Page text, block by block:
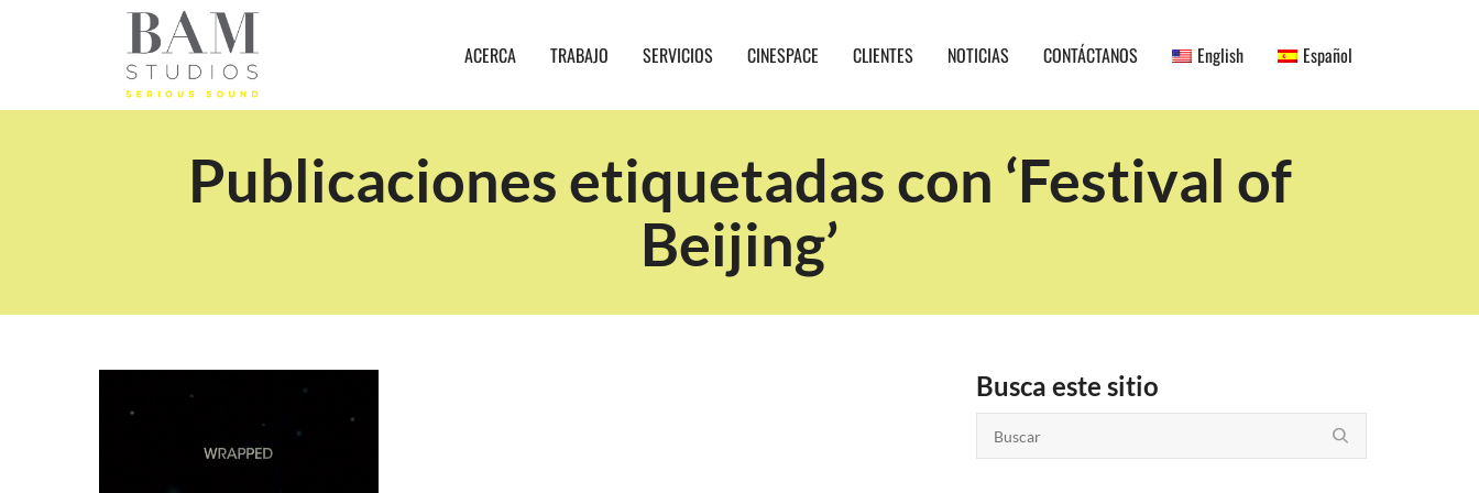
ACERCA TRABAJO SERVICIOS CINESPACE CLIENTES NOTICIAS CONTÁCTANOS English Español
Publicaciones etiquetadas con ‘Festival of
Beijing’
Busca este sitio